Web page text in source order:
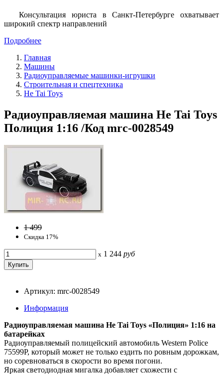
Консультация юриста в Санкт-Петербурге охватывает
широкий спектр направлений
Подробнее
Главная
Машины
Радиоуправляемые машинки-игрушки
Строительная и спецтехника
He Tai Toys
Радиоуправляемая машина He Tai Toys
Полиция 1:16 /Код mrc-0028549
1 499
Скидка 17%
x 1 244 руб
Артикул: mrc-0028549
Информация
Радиоуправляемая машина He Tai Toys «Полиция» 1:16 на
батарейках
Радиоуправляемый полицейский автомобиль Western Police
75599P, который может не только ездить по ровным дорожкам,
но соревноваться в скорости во время погони.
Яркая светодиодная мигалка добавляет схожести с